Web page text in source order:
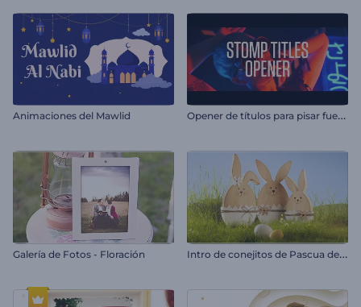
Animaciones del Mawlid O
pener de títulos para pisar fuerte
Galería de Fotos - Floración I
ntro de conejitos de Pascua de madera